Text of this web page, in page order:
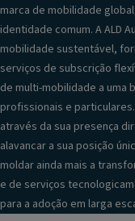
marca de mobilidade
identidade comum. A ALD
mobilidade sustentável,
serviços de subscrição
de multi-mobilidade a uma
profissionais e
através da sua presença
alavancar a sua posição
moldar ainda mais a
e de serviços
para a adoção em larga